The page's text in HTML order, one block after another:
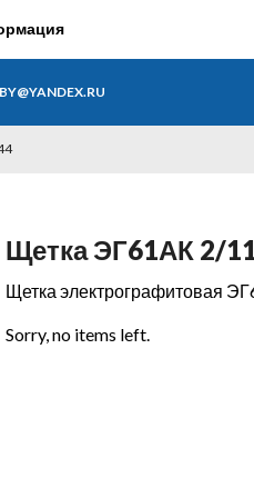
Щетка ЭГ61АК 2/
Щетка электрографитовая
Sorry, no items left.